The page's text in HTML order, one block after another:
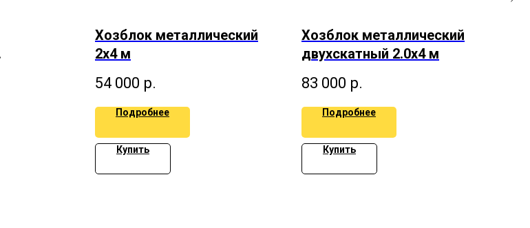
Хозблок металлический
2х4 м
54 000 р.
Подробнее
Купить
Хозблок металлический
двухскатный 2.0х4 м
83 000 р.
Подробнее
Купить